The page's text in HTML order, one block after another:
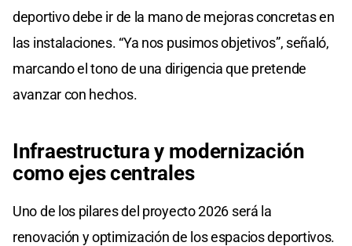
deportivo debe ir de la mano de mejoras concretas en
las instalaciones. “Ya nos pusimos objetivos”, señaló,
marcando el tono de una dirigencia que pretende
avanzar con hechos.
Infraestructura y modernización
como ejes centrales
Uno de los pilares del proyecto 2026 será la
renovación y optimización de los espacios deportivos.